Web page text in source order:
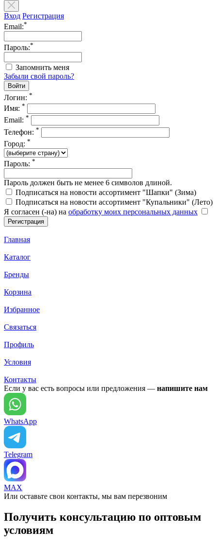
Вход Регистрация
Email:*
Пароль:*
Запомнить меня
Забыли свой пароль?
Логин: *
Имя: *
Email: *
Телефон: *
Город: *
Пароль: *
Пароль должен быть не менее 6 символов длиной.
Подписаться на новости ассортимент "Шапки" (Зима)
Подписаться на новости ассортимент "Купальники" (Лето)
Я согласен (-на) на обработку моих персональных данных
Главная
Каталог
Бренды
Корзина
Избранное
Связаться
Профиль
Условия
Контакты
Если у вас есть вопросы или предложения — напишите нам
WhatsApp
Telegram
MAX
Или оставьте свои контакты, мы вам перезвоним
Получить консультацию по оптовым
условиям